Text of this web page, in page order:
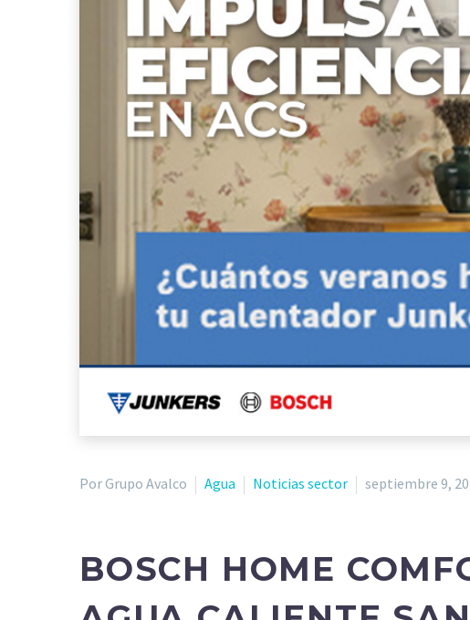
Por Grupo Avalco Agua Noticias sector septiembre 9,
BOSCH HOME